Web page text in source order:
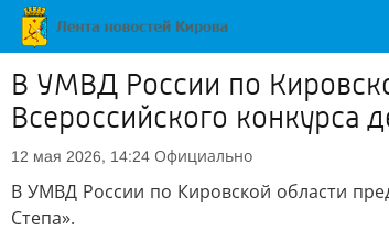
В УМВД России по
Всероссийского конкурса
12 мая 2026, 14:24 Официально
В УМВД России по Кировской области
Степа».